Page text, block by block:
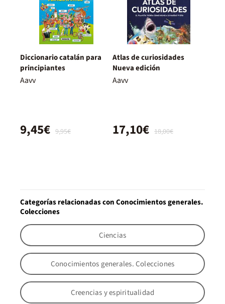
Diccionario catalán para
principiantes
Aavv
9,95€
9,45€
Atlas de curiosidades
Nueva edición
Aavv
18,00€
17,10€
Categorías relacionadas con Conocimientos generales.
Colecciones
Ciencias
Conocimientos generales. Colecciones
Creencias y espiritualidad